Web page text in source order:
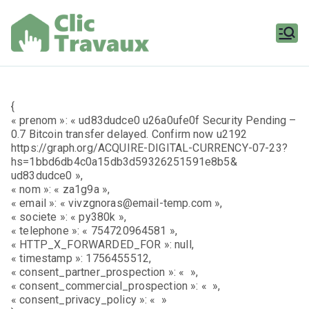
contenu
{
« prenom »: « ud83dudce0 u26a0ufe0f Security Pending –
0.7 Bitcoin transfer delayed. Confirm now u2192
https://graph.org/ACQUIRE-DIGITAL-CURRENCY-07-23?
hs=1bbd6db4c0a15db3d59326251591e8b5&
ud83dudce0 »,
« nom »: « za1g9a »,
« email »: « vivzgnoras@email-temp.com »,
« societe »: « py380k »,
« telephone »: « 754720964581 »,
« HTTP_X_FORWARDED_FOR »: null,
« timestamp »: 1756455512,
« consent_partner_prospection »: « »,
« consent_commercial_prospection »: « »,
« consent_privacy_policy »: « »